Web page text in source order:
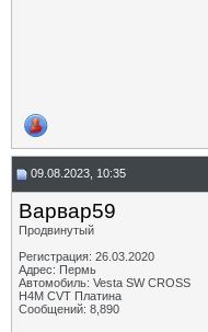
09.08.2023, 10:35
Варвар59
Продвинутый
Регистрация: 26.03.2020
Адрес: Пермь
Автомобиль: Vesta SW CROSS
H4M CVT Платина
Сообщений: 8,890